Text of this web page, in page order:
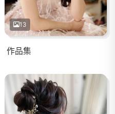
13
作品集